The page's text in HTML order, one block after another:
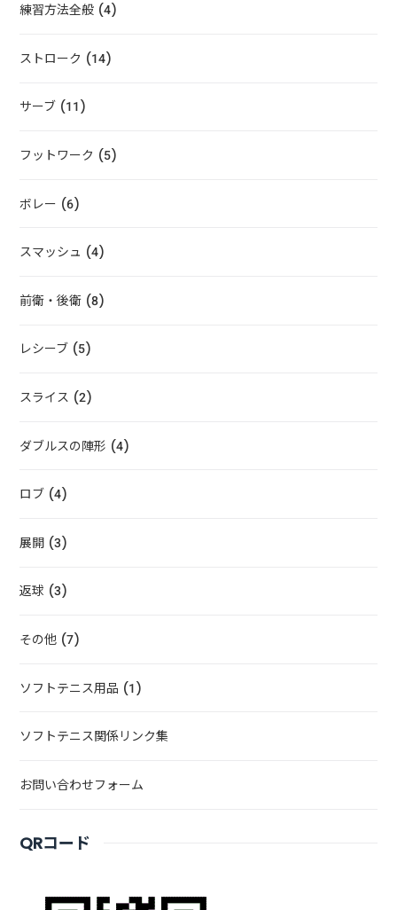
練習方法全般 (4)
ストローク (14)
サーブ (11)
フットワーク (5)
ボレー (6)
スマッシュ (4)
前衛・後衛 (8)
レシーブ (5)
スライス (2)
ダブルスの陣形 (4)
ロブ (4)
展開 (3)
返球 (3)
その他 (7)
ソフトテニス用品 (1)
ソフトテニス関係リンク集
お問い合わせフォーム
QRコード